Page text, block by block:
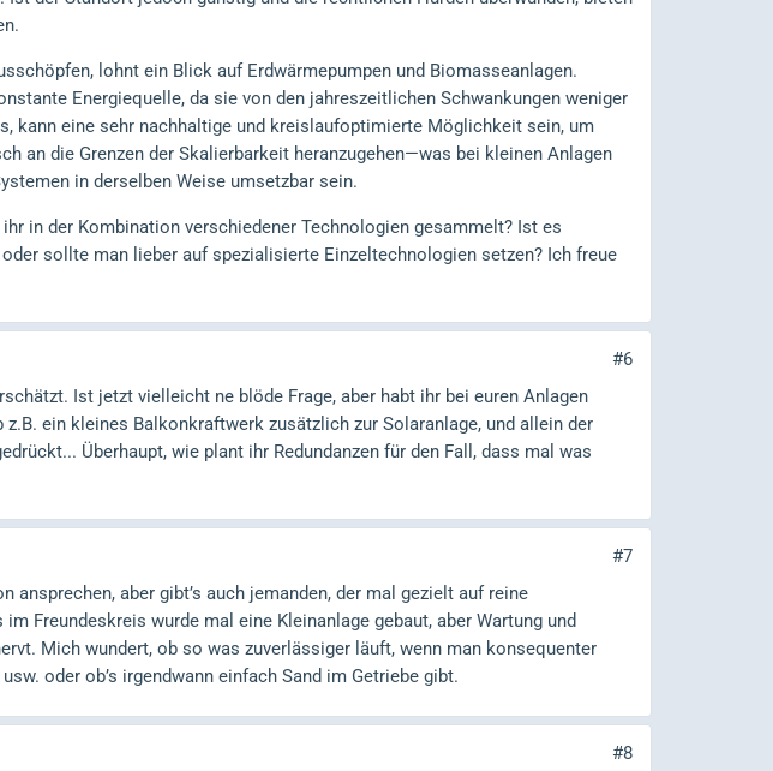
lohnt ein Blick auf Erdwärmepumpen und Biomasseanlagen.
Energiequelle, da sie von den jahreszeitlichen Schwankungen weniger
kann eine sehr nachhaltige und kreislaufoptimierte Möglichkeit sein, um
an die Grenzen der Skalierbarkeit heranzugehen—was bei kleinen Anlagen
in derselben Weise umsetzbar sein.
in der Kombination verschiedener Technologien gesammelt? Ist es
sollte man lieber auf spezialisierte Einzeltechnologien setzen? Ich freue
#6
Ist jetzt vielleicht ne blöde Frage, aber habt ihr bei euren Anlagen
ein kleines Balkonkraftwerk zusätzlich zur Solaranlage, und allein der
Überhaupt, wie plant ihr Redundanzen für den Fall, dass mal was
#7
aber gibt’s auch jemanden, der mal gezielt auf reine
Freundeskreis wurde mal eine Kleinanlage gebaut, aber Wartung und
Mich wundert, ob so was zuverlässiger läuft, wenn man konsequenter
oder ob’s irgendwann einfach Sand im Getriebe gibt.
#8